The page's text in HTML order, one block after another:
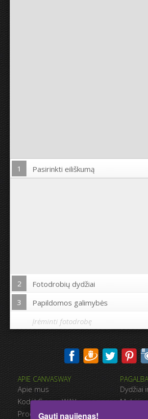
Įkelti nuotrauką
1 Pasirinkti eiliškumą
2
Fotodrobių dydžiai
3
Papildomos galimybės
Spausdinti nuotrauką drobės
Ne
Atstumas tarp nuotraukų:
Įrėminti fotodrobę
APIE CANVASWAY
Apie mus
Kodėl CanvasWAY
Produkto Kokybė
PAGALBA
Dydžiai
Gauti naujienas!